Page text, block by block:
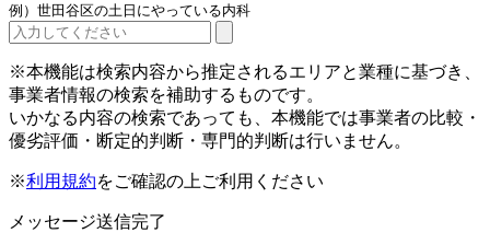
例）世田谷区の土日にやっている内科
※本機能は検索内容から推定されるエリアと業種に基づき、
事業者情報の検索を補助するものです。
いかなる内容の検索であっても、本機能では事業者の比較・
優劣評価・断定的判断・専門的判断は行いません。
※利用規約をご確認の上ご利用ください
メッセージ送信完了